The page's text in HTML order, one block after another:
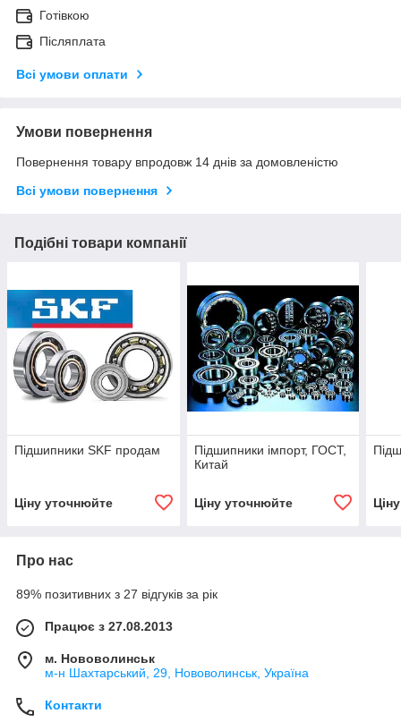
Готівкою
Післяплата
Всі умови оплати
Умови повернення
Повернення товару впродовж 14 днів за домовленістю
Всі умови повернення
Подібні товари компанії
Підшипники SKF продам
Ціну уточнюйте
Підшипники імпорт, ГОСТ,
Китай
Ціну уточнюйте
Про нас
89% позитивних з 27 відгуків за рік
Працює з 27.08.2013
м. Нововолинськ
м-н Шахтарський, 29, Нововолинськ, Україна
Контакти